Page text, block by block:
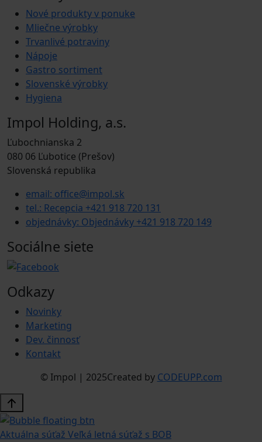
Nové produkty v ponuke
Mliečne výrobky
Trvanlivé potraviny
Nápoje
Gastro sortiment
Slovenské výrobky
Hygiena
Impol Holding, a.s.
Ľubochnianska 2
080 06 Ľubotice (Prešov)
Slovenská republika
email: office@impol.sk
tel.: Recepcia +421 918 720 131
objednávky: Objednávky +421 918 720 149
Sociálne siete
Odkazy
Novinky
Marketing
Dev. činnosť
Kontakt
© Impol | 2025Created by CODEUPP.com
Aktuálna súťaž Veľká letná súťaž s BOB